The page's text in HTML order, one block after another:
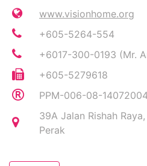
www.visionhome.org
+605-5264-554
+6017-300-0193 (Mr.
+605-5279618
PPM-006-08-14072004
39A Jalan Rishah
Perak